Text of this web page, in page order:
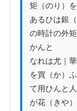
矩（のり）
あるひは銀
の時計の外
かんと
なれは尤｜
を買（か）ふ
て用ひんと
が花（きや）